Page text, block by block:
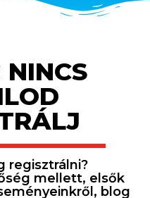
regisztrálni?
mellett, elsők
blog